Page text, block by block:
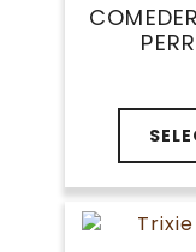
elegir
la
página
Este
tiene